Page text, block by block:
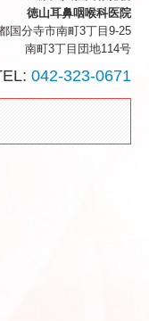
徳山耳鼻咽喉科医院
国分寺市南町3丁目9-25
南町3丁目団地114号
042-323-0671